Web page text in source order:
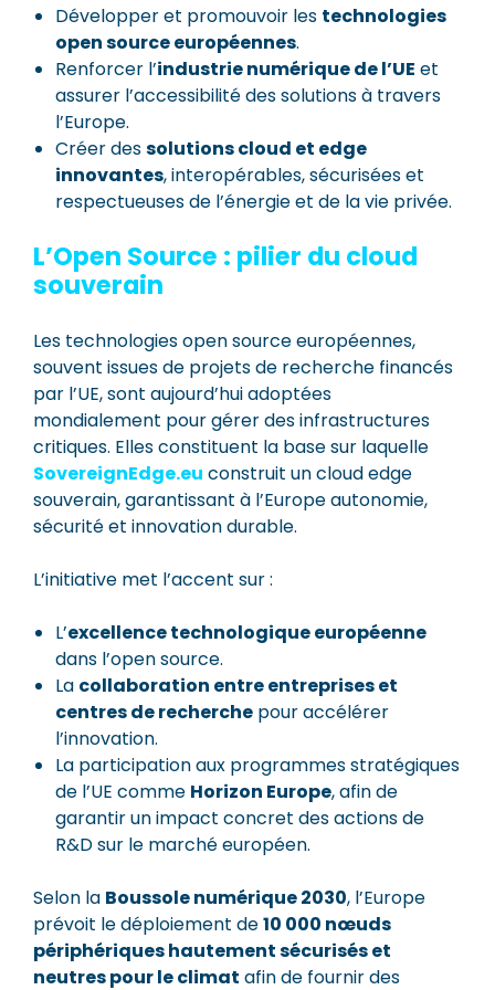
Développer et promouvoir les technologies
open source européennes.
Renforcer l’industrie numérique de l’UE et
assurer l’accessibilité des solutions à travers
l’Europe.
Créer dessolutions cloud et edge
innovantes, interopérables, sécurisées et
respectueuses de l’énergie et de la vie privée.
L’Open Source : pilier du cloud
souverain
Les technologies open source européennes,
souvent issues de projets de recherche financés
par l’UE, sont aujourd’hui adoptées
mondialement pour gérer des infrastructures
critiques. Elles constituent la base sur laquelle
SovereignEdge.eu construit un cloud edge
souverain, garantissant à l’Europe autonomie,
sécurité et innovation durable.
L’initiative met l’accent sur :
L’excellence technologique européenne
dans l’open source.
La collaboration entre entreprises et
centres de recherche pour accélérer
l’innovation.
La participation aux programmes stratégiques
de l’UE comme Horizon Europe, afin de
garantir un impact concret des actions de
R&D sur le marché européen.
Selon la Boussole numérique 2030, l’Europe
prévoit le déploiement de10 000 nœuds
périphériques hautement sécurisés et
neutres pour le climat afin de fournir des